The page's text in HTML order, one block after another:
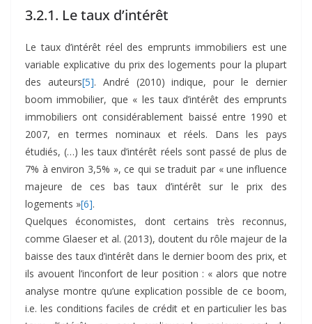
3.2.1. Le taux d’intérêt
Le taux d’intérêt réel des emprunts immobiliers est une
variable explicative du prix des logements pour la plupart
des auteurs[5]. André (2010) indique, pour le dernier
boom immobilier, que « les taux d’intérêt des emprunts
immobiliers ont considérablement baissé entre 1990 et
2007, en termes nominaux et réels. Dans les pays
étudiés, (…) les taux d’intérêt réels sont passé de plus de
7% à environ 3,5% », ce qui se traduit par « une influence
majeure de ces bas taux d’intérêt sur le prix des
logements »[6].
Quelques économistes, dont certains très reconnus,
comme Glaeser et al. (2013), doutent du rôle majeur de la
baisse des taux d’intérêt dans le dernier boom des prix, et
ils avouent l’inconfort de leur position : « alors que notre
analyse montre qu’une explication possible de ce boom,
i.e. les conditions faciles de crédit et en particulier les bas